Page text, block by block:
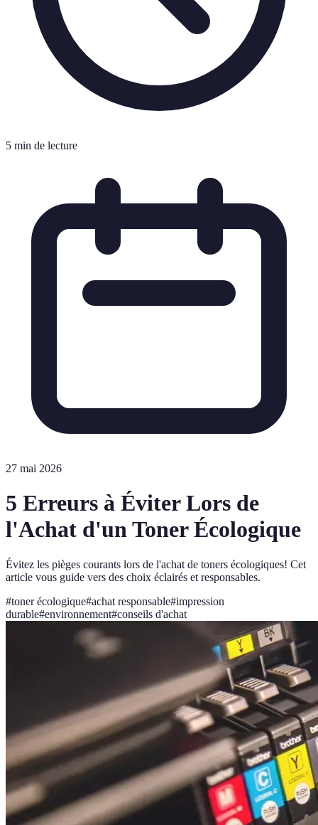
5 min de lecture
27 mai 2026
5 Erreurs à Éviter Lors de
l'Achat d'un Toner Écologique
Évitez les pièges courants lors de l'achat de toners écologiques! Cet
article vous guide vers des choix éclairés et responsables.
#toner écologique#achat responsable#impression
durable#environnement#conseils d'achat